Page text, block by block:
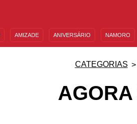
AMIZADE ANIVERSÁRIO NAMORO
CATEGORIAS